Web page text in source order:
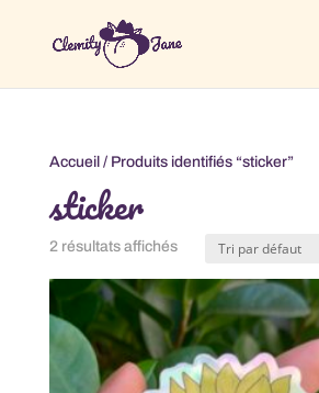
Accueil / Produits identifiés “sticker”
sticker
2 résultats affichés